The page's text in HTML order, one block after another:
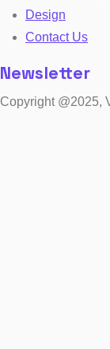
Design
Contact Us
Newsletter
Copyright @2025,